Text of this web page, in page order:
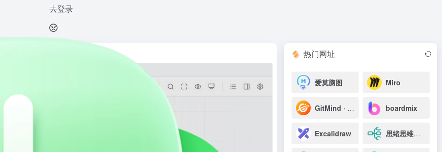
去登录
，思维如流
热门网址
爱莫脑图 Miro
GitMind · 思乎 boardmix
Excalidraw 思绪思维导图